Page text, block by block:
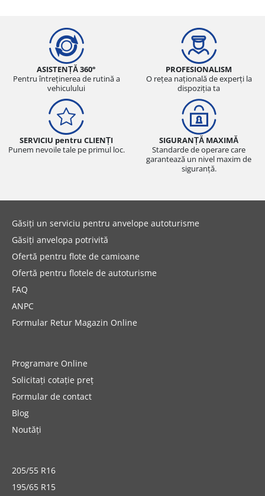
ASISTENȚĂ 360°
Pentru întreținerea de rutină a
vehiculului
PROFESIONALISM
O rețea națională de experți la
dispoziția ta
SERVICIU pentru CLIENȚI
Punem nevoile tale pe primul loc.
SIGURANȚĂ MAXIMĂ
Standarde de operare care
garantează un nivel maxim de
siguranță.
Găsiți un serviciu pentru anvelope autoturisme
Găsiți anvelopa potrivită
Ofertă pentru flote de camioane
Ofertă pentru flotele de autoturisme
FAQ
ANPC
Formular Retur Magazin Online
Programare Online
Solicitați cotație preț
Formular de contact
Blog
Noutăți
205/55 R16
195/65 R15